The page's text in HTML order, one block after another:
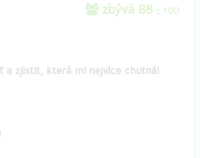
zbývá 88 z 100
a zjistit, která mi nejvíce chutná!